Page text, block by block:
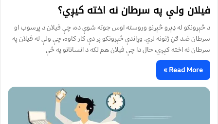
فيلان ولې په سرطان نه اخته کيږي؟
د څېړونکو له ډېرو څېړنو وروسته اوس جوته شوې ده، چې فیلان د پړسوب او
سرطان ضد ګڼ ژنونه لري. وړاندې څېړونکو پر دې کار کاوه، چې ولې له فیلان په
سرطان نه اخته کېږي، حال دا چې فیلان هم لکه د انسانانو په څې
Read More »